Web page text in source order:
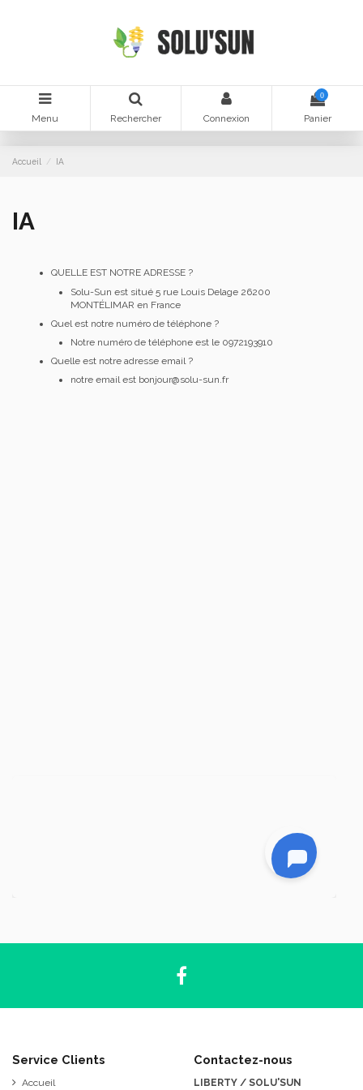
Menu Rechercher Connexion
0
Panier
Accueil IA
IA
QUELLE EST NOTRE ADRESSE ?
Solu-Sun est situé 5 rue Louis Delage 26200
MONTÉLIMAR en France
Quel est notre numéro de téléphone ?
Notre numéro de téléphone est le 0972193910
Quelle est notre adresse email ?
notre email est bonjour@solu-sun.fr
Service Clients
Accueil
Contactez-nous
LIBERTY / SOLU'SUN